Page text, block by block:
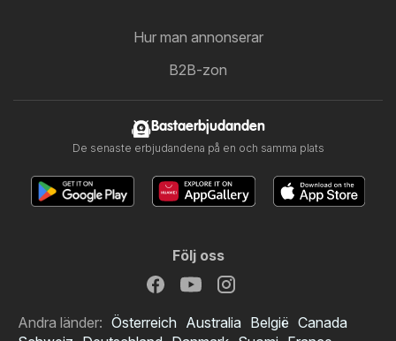
Hur man annonserar
B2B-zon
Bastaerbjudanden
De senaste erbjudandena på en och samma plats
Följ oss
Andra länder: Österreich Australia België Canada